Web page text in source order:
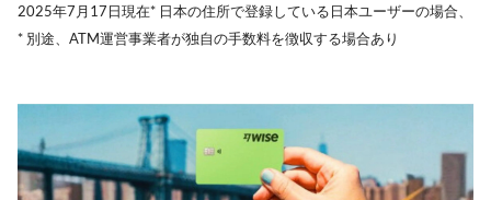
2025年7月17日現在* 日本の住所で登録している日本ユーザーの場合、
* 別途、ATM運営事業者が独自の手数料を徴収する場合あり